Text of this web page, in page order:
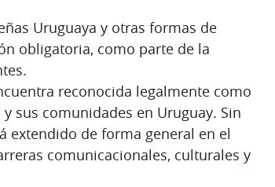
Uruguaya y otras formas de
obligatoria, como parte de la
reconocida legalmente como
sus comunidades en Uruguay. Sin
extendido de forma general en el
comunicacionales, culturales y